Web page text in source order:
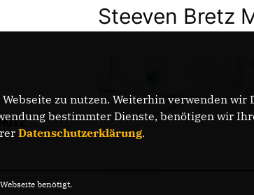
Steeven Bretz
zu nutzen. Weiterhin verwenden
bestimmter Dienste, benötigen wir
Datenschutzerklärung.
benötigt.